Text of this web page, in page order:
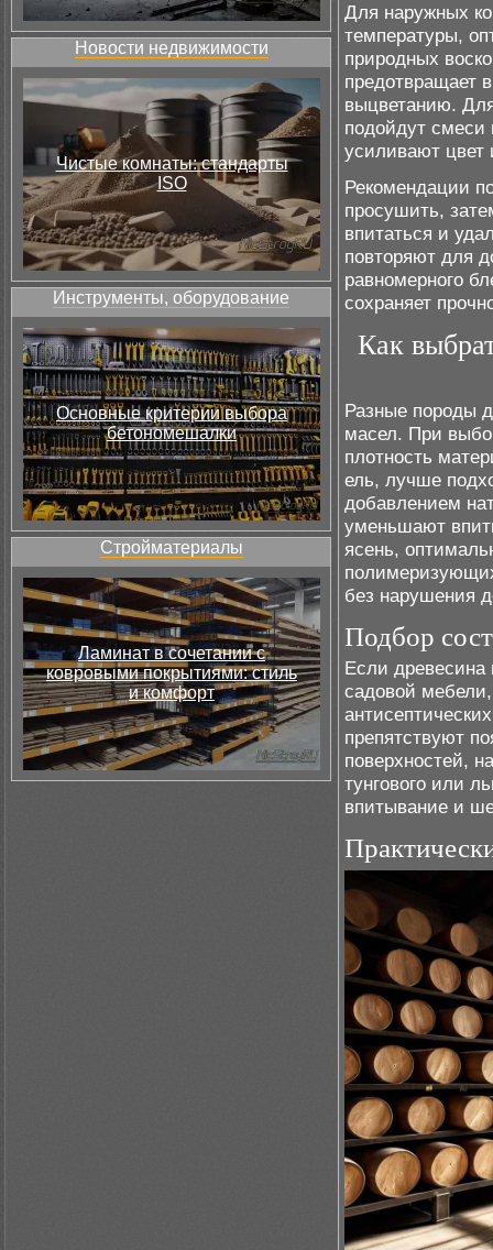
Новости недвижимости
Чистые комнаты: стандарты
ISO
Инструменты, оборудование
Основные критерии выбора
бетономешалки
Стройматериалы
Ламинат в сочетании с
ковровыми покрытиями: стиль
и комфорт
Для наружных
температуры,
природных
предотвращает
выцветанию.
подойдут смеси
усиливают цвет
Рекомендации
просушить,
впитаться и
повторяют для
равномерного
сохраняет
Как
Разные породы
масел. При
плотность
ель, лучше
добавлением
уменьшают
ясень,
без нарушения
Подбор
Если древесина
садовой
препятствуют
поверхностей,
тунгового или
впитывание и